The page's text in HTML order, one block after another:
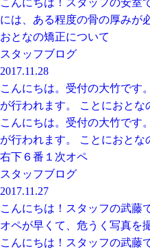
こんにちは！スタッフの安室
には、ある程度の骨の厚みが
おとなの矯正について
スタッフブログ
2017.11.28
こんにちは。受付の大竹です
が行われます。 ことにおと
こんにちは。受付の大竹です
が行われます。 ことにおと
右下６番１次オペ
スタッフブログ
2017.11.27
こんにちは！スタッフの武藤
オペが早くて、危うく写真を
こんにちは！スタッフの武藤